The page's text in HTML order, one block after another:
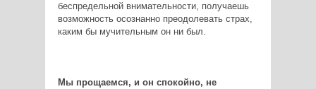
беспредельной внимательности, получаешь
возможность осознанно преодолевать страх,
каким бы мучительным он ни был.
Мы прощаемся, и он спокойно, не